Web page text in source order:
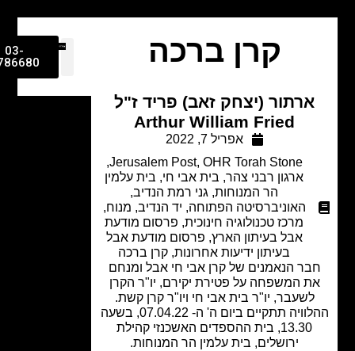
קרן ברכה
(יצחק זאב) פריד ז"ל
Arthur William Fried
אפריל 7, 2022
Jerusalem Post,OHR Torah Stone
ארגון רבני צהר,בית אבי חי, בית עלמין
הר המנוחות,גני רמת הנדיב,
האוניברסיטה הפתוחה,יד הנדיב,מנוח,
מרכז טכנולוגיה חינוכית ,פרסום מודעת
אבל בעיתון הארץ,פרסום מודעת אבל
בעיתון ידיעות אחרונות,קרן ברכה
הנאמנים של קרן אבי חי אבל ומנחם
המשפחה על פטירת יקירם, יו"ר הקרן
לשעבר, יו"ר בית אבי חי ויו"ר קרן קשת.
ההלוויה תתקיים ביום ה' ה- 07.04.22, בשעה
13.30, בית ההספדים האשכנזי קהילת
ירושלים, בית עלמין הר המנוחות.
03-
9786680